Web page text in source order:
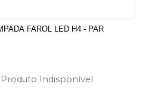
FAROL LED H4 - PAR
Produto Indisponível